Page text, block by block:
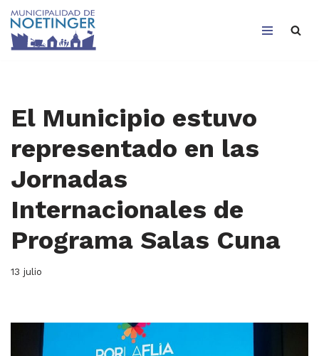
Saltar
El Municipio estuvo
representado en las
Jornadas
Internacionales de
Programa Salas Cuna
13 julio